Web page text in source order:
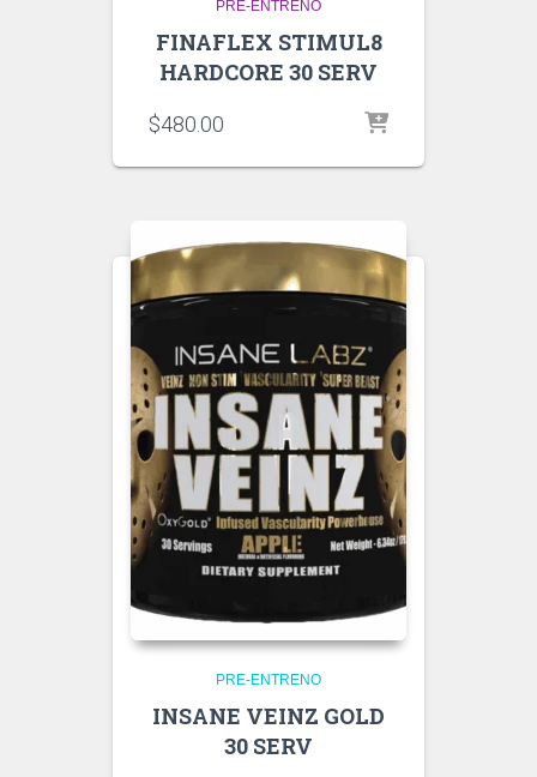
PRE-ENTRENO
FINAFLEX STIMUL8
HARDCORE 30 SERV
$480.00
PRE-ENTRENO
INSANE VEINZ GOLD
30 SERV